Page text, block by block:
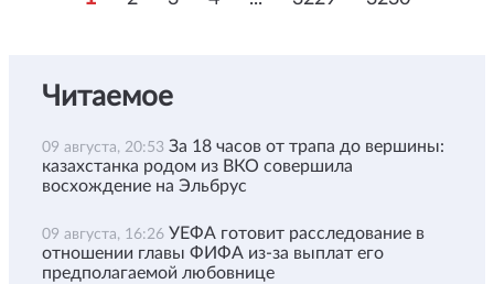
Читаемое
09 августа, 20:53 За 18 часов от трапа до вершины:
казахстанка родом из ВКО совершила
восхождение на Эльбрус
09 августа, 16:26 УЕФА готовит расследование в
отношении главы ФИФА из-за выплат его
предполагаемой любовнице